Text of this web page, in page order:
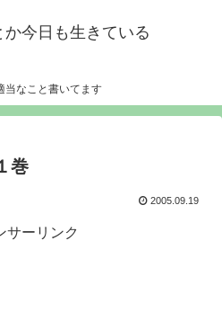
今日も生きている
当なこと書いてます
巻
2005.09.19
サーリンク